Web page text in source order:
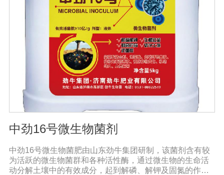
药 的喷雾器一定要认真清洗后在喷菌剂。 2.本品如与化肥
混用，要现混现用。【贮 存】于阴凉干燥处保存，避免
阳光直射和雨淋【保 质 期】24个月
中劲16号微生物菌剂
中劲16号微生物菌肥由山东劲牛集团研制，该菌剂含有较
为活跃的微生物菌群和各种活性酶，通过微生物的生命活
动分解土壤中的有效成分，起到解磷、解钾及固氮的作